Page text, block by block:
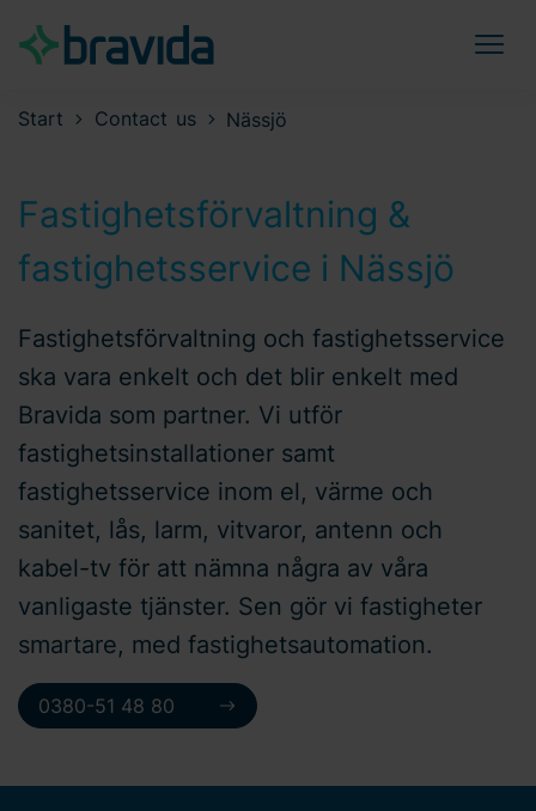
Start Contact us Nässjö
Fastighetsförvaltning &
fastighetsservice i Nässjö
Fastighetsförvaltning och fastighetsservice
ska vara enkelt och det blir enkelt med
Bravida som partner. Vi utför
fastighetsinstallationer samt
fastighetsservice inom el, värme och
sanitet, lås, larm, vitvaror, antenn och
kabel-tv för att nämna några av våra
vanligaste tjänster. Sen gör vi fastigheter
smartare, med fastighetsautomation.
0380-51 48 80